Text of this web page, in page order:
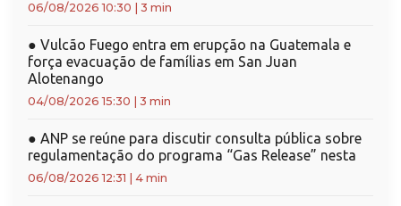
06/08/2026 10:30 3 min
● Vulcão Fuego entra em erupção na Guatemala e
força evacuação de famílias em San Juan
Alotenango
04/08/2026 15:30 3 min
● ANP se reúne para discutir consulta pública sobre
regulamentação do programa “Gas Release” nesta
06/08/2026 12:31 4 min